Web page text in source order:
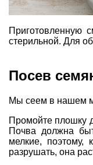
Приготовленную
стерильной. Для
Посев
Мы сеем в нашем
Промойте плошку
Почва должна
мелкие,
разрушать, она